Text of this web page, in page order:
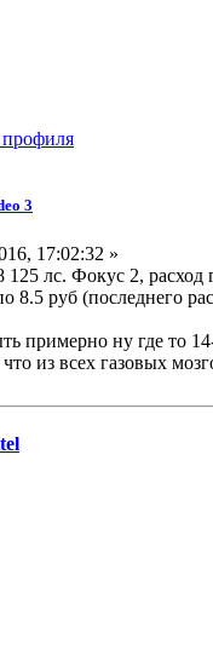
3
17:02:32 »
лс. Фокус 2, расход
8.5 руб (последнего
примерно ну где то
из всех газовых